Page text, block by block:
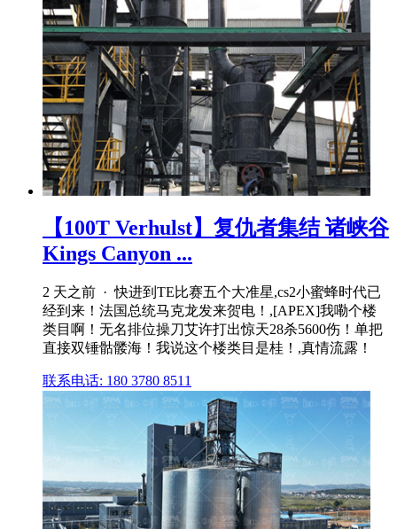
【100T Verhulst】复仇者集结 诸峡谷
Kings Canyon ...
2 天之前 · 快进到TE比赛五个大准星,cs2小蜜蜂时代已
经到来！法国总统马克龙发来贺电！,[APEX]我嘞个楼
类目啊！无名排位操刀艾许打出惊天28杀5600伤！单把
直接双锤骷髅海！我说这个楼类目是桂！,真情流露！
联系电话: 180 3780 8511